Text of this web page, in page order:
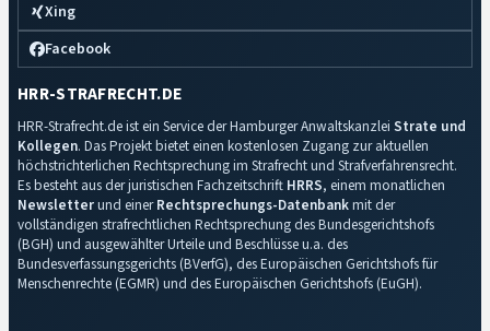
Xing
Facebook
HRR-STRAFRECHT.DE
HRR-Strafrecht.de ist ein Service der Hamburger Anwaltskanzlei Strate und
Kollegen. Das Projekt bietet einen kostenlosen Zugang zur aktuellen
höchstrichterlichen Rechtsprechung im Strafrecht und Strafverfahrensrecht.
Es besteht aus der juristischen Fachzeitschrift HRRS, einem monatlichen
Newsletterund einerRechtsprechungs-Datenbankmit der
vollständigen strafrechtlichen Rechtsprechung des Bundesgerichtshofs
(BGH) und ausgewählter Urteile und Beschlüsse u.a. des
Bundesverfassungsgerichts (BVerfG), des Europäischen Gerichtshofs für
Menschenrechte (EGMR) und des Europäischen Gerichtshofs (EuGH).